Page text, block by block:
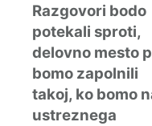
Razgovori bodo
potekali sproti,
delovno mesto
bomo zapolnili
takoj, ko bomo
ustreznega